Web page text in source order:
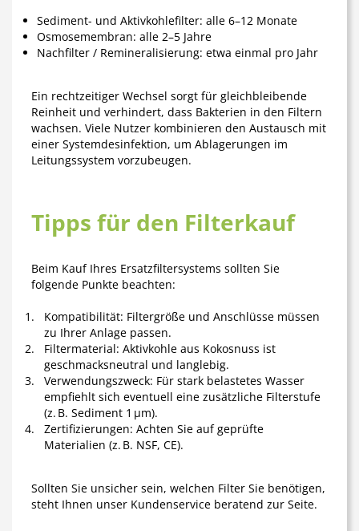
Sediment- und Aktivkohlefilter: alle 6–12 Monate
Osmosemembran: alle 2–5 Jahre
Nachfilter / Remineralisierung: etwa einmal pro Jahr
Ein rechtzeitiger Wechsel sorgt für gleichbleibende
Reinheit und verhindert, dass Bakterien in den Filtern
wachsen. Viele Nutzer kombinieren den Austausch mit
einer Systemdesinfektion, um Ablagerungen im
Leitungssystem vorzubeugen.
Tipps für den Filterkauf
Beim Kauf Ihres Ersatzfiltersystems sollten Sie
folgende Punkte beachten:
Kompatibilität: Filtergröße und Anschlüsse müssen
zu Ihrer Anlage passen.
Filtermaterial: Aktivkohle aus Kokosnuss ist
geschmacksneutral und langlebig.
Verwendungszweck: Für stark belastetes Wasser
empfiehlt sich eventuell eine zusätzliche Filterstufe
(z. B. Sediment 1 µm).
Zertifizierungen: Achten Sie auf geprüfte
Materialien (z. B. NSF, CE).
Sollten Sie unsicher sein, welchen Filter Sie benötigen,
steht Ihnen unser Kundenservice beratend zur Seite.